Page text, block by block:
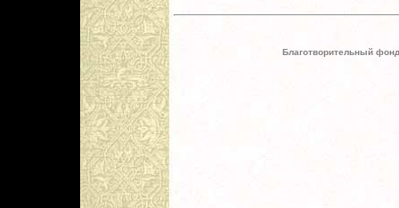
Благотворительный